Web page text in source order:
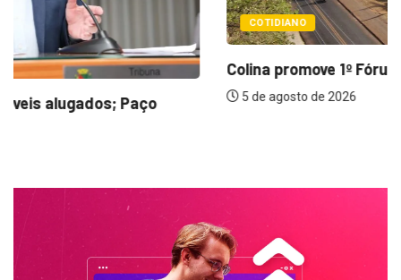
COTIDIANO
Colina promove 1º Fórum de Turismo para...
5 de agosto de 2026